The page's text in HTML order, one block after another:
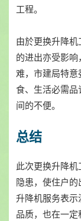
工程。
由於更换升降
的进出亦受影
难，市建局特
食、生活必需
间的不便。
总结
此次更换升降
隐患，使住户
升降机服务表
品质，也在一